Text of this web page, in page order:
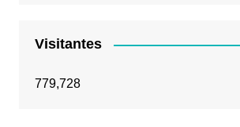
Visitantes
779,728